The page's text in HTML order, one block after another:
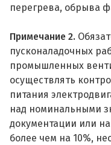
перегрева, обрыва
Примечание 2.
пусконаладочных
промышленных
осуществлять
питания
над номинальными
документации или
более чем на 10%,